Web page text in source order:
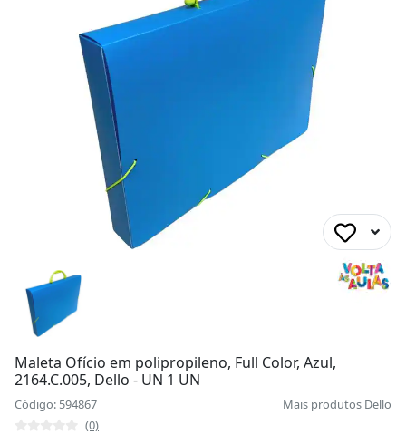
Maleta Ofício em polipropileno, Full Color, Azul,
2164.C.005, Dello - UN 1 UN
Código: 594867 Mais produtos Dello
(0)